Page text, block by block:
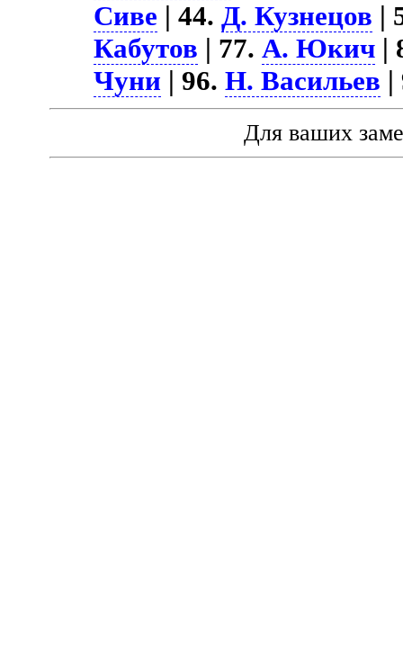
Сиве | 44.Д. Кузнецов |
Кабутов | 77.А. Юкич |
Чуни | 96.Н. Васильев |
Для ваших